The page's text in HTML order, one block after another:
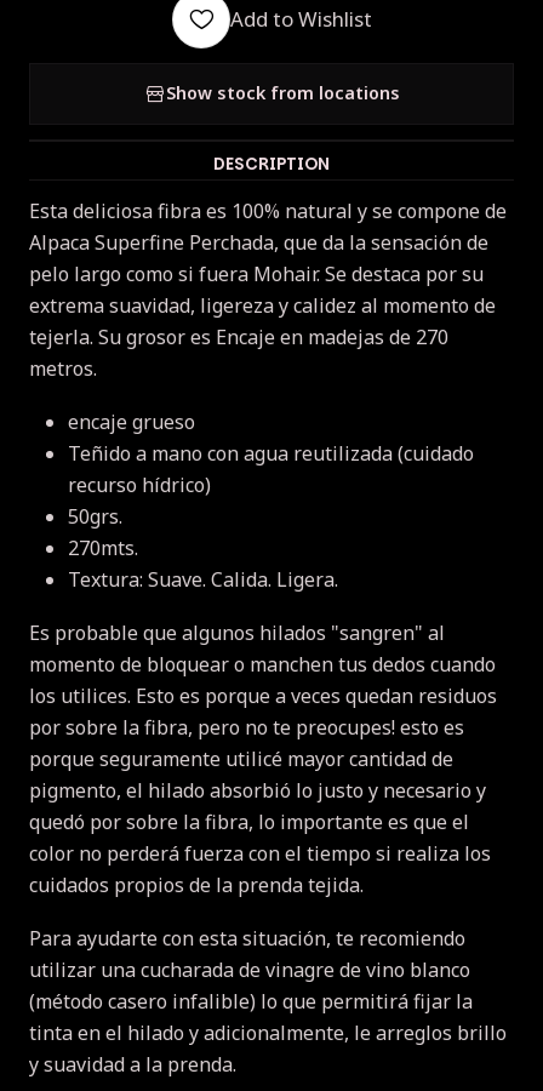
Add to Wishlist
Show stock from locations
DESCRIPTION
Esta deliciosa fibra es 100% natural y se compone de
Alpaca Superfine Perchada, que da la sensación de
pelo largo como si fuera Mohair.Se destaca por su
extrema suavidad, ligereza y calidez al momento de
tejerla. Su grosor es Encaje en madejas de 270
metros.
encaje grueso
Teñido a mano con agua reutilizada (cuidado
recurso hídrico)
50grs.
270mts.
Textura: Suave. Calida. Ligera.
Es probable que algunos hilados "sangren" al
momento de bloquear o manchen tus dedos cuando
los utilices. Esto es porque a veces quedan residuos
por sobre la fibra, pero no te preocupes!esto es
porque seguramente utilicé mayor cantidad de
pigmento, el hilado absorbió lo justo y necesario y
quedó por sobre la fibra, lo importante es que el
color no perderá fuerza con el tiempo si realiza los
cuidados propios de la prenda tejida.
Para ayudarte con esta situación, te recomiendo
utilizar una cucharada de vinagre de vino blanco
(método casero infalible) lo que permitirá fijar la
tinta en el hilado y adicionalmente, le arreglos brillo
y suavidad a la prenda.